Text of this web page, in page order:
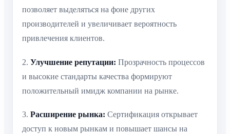
позволяет выделяться на фоне других
производителей и увеличивает вероятность
привлечения клиентов.
2. Улучшение репутации: Прозрачность процессов
и высокие стандарты качества формируют
положительный имидж компании на рынке.
3. Расширение рынка: Сертификация открывает
доступ к новым рынкам и повышает шансы на